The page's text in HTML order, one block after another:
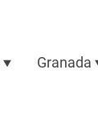
Granada